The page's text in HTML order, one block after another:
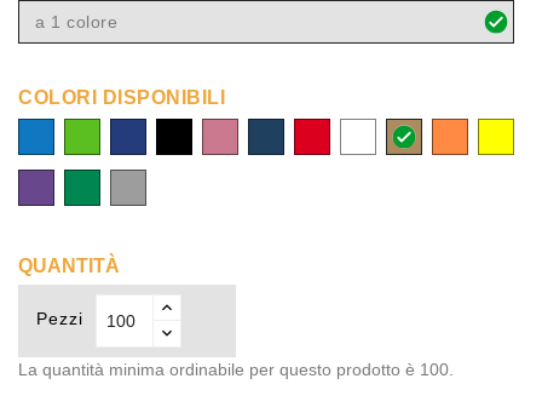
a 1 colore
COLORI DISPONIBILI
blu
bianconaturale
brillante
QUANTITÀ
Pezzi
La quantità minima ordinabile per questo prodotto è 100.